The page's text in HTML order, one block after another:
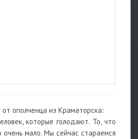
ополченца из Краматорска:
которые голодают. То, что
мало. Мы сейчас стараемся